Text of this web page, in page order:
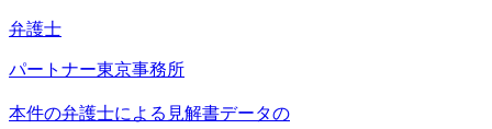
弁護士
パートナー東京事務所
本件の弁護士による見解書データの